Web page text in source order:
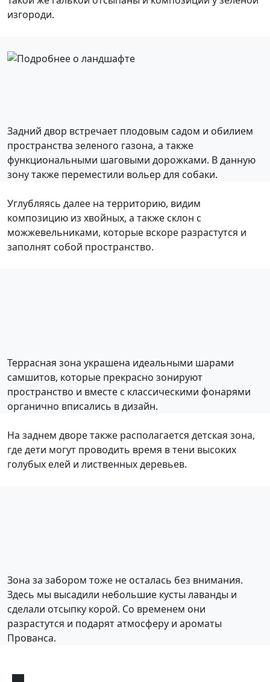
изгороди.
Задний двор встречает плодовым садом и обилием
пространства зеленого газона, а также
функциональными шаговыми дорожками. В данную
зону также переместили вольер для собаки.
Углубляясь далее на территорию, видим
композицию из хвойных, а также склон с
можжевельниками, которые вскоре разрастутся и
заполнят собой пространство.
Террасная зона украшена идеальными шарами
самшитов, которые прекрасно зонируют
пространство и вместе с классическими фонарями
органично вписались в дизайн.
На заднем дворе также располагается детская зона,
где дети могут проводить время в тени высоких
голубых елей и лиственных деревьев.
Зона за забором тоже не осталась без внимания.
Здесь мы высадили небольшие кусты лаванды и
сделали отсыпку корой. Со временем они
разрастутся и подарят атмосферу и ароматы
Прованса.